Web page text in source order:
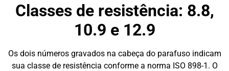
Classes de resistência: 8.8,
10.9 e 12.9
Os dois números gravados na cabeça do parafuso indicam
sua classe de resistência conforme a norma ISO 898-1. O